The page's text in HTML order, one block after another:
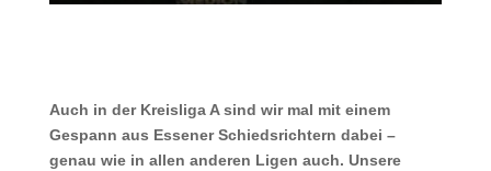
Auch in der Kreisliga A sind wir mal mit einem
Gespann aus Essener Schiedsrichtern dabei –
genau wie in allen anderen Ligen auch. Unsere